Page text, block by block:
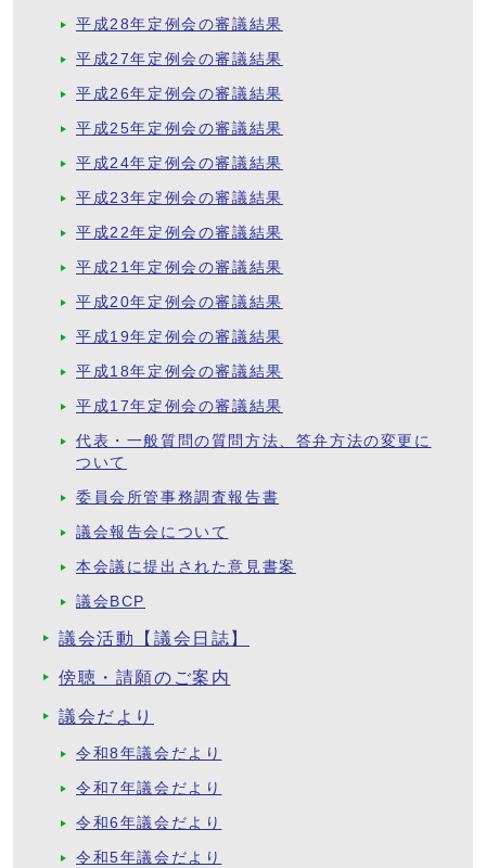
平成28年定例会の審議結果
平成27年定例会の審議結果
平成26年定例会の審議結果
平成25年定例会の審議結果
平成24年定例会の審議結果
平成23年定例会の審議結果
平成22年定例会の審議結果
平成21年定例会の審議結果
平成20年定例会の審議結果
平成19年定例会の審議結果
平成18年定例会の審議結果
平成17年定例会の審議結果
代表・一般質問の質問方法、答弁方法の変更に
ついて
委員会所管事務調査報告書
議会報告会について
本会議に提出された意見書案
議会BCP
議会活動【議会日誌】
傍聴・請願のご案内
議会だより
令和8年議会だより
令和7年議会だより
令和6年議会だより
令和5年議会だより